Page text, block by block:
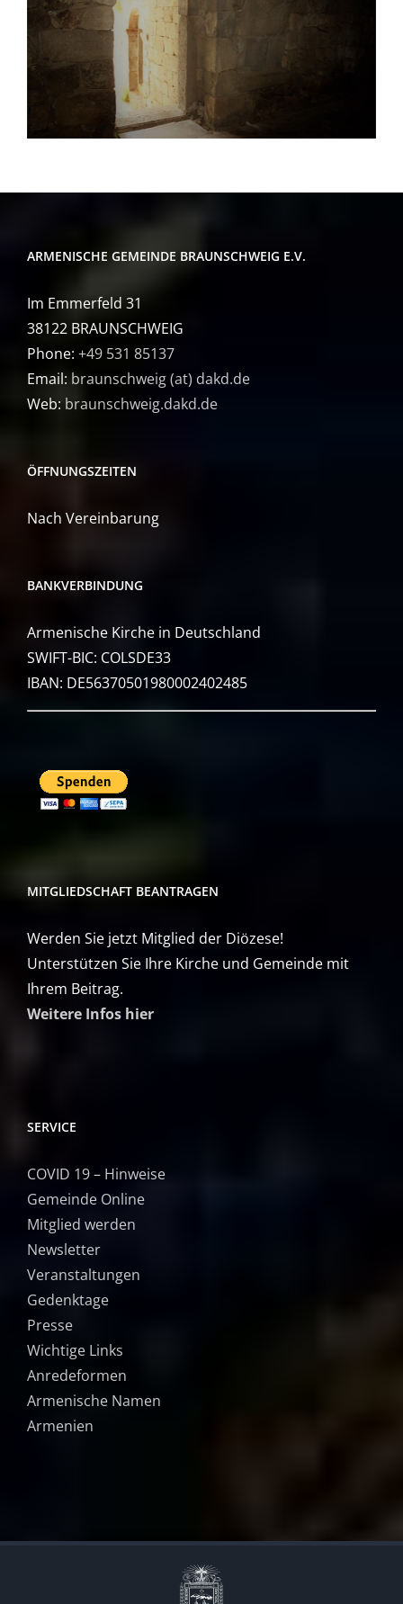
ARMENISCHE GEMEINDE BRAUNSCHWEIG E.V.
Im Emmerfeld 31
38122 BRAUNSCHWEIG
Phone: +49 531 85137
Email: braunschweig (at) dakd.de
Web: braunschweig.dakd.de
ÖFFNUNGSZEITEN
Nach Vereinbarung
BANKVERBINDUNG
Armenische Kirche in Deutschland
SWIFT-BIC: COLSDE33
IBAN: DE56370501980002402485
MITGLIEDSCHAFT BEANTRAGEN
Werden Sie jetzt Mitglied der Diözese!
Unterstützen Sie Ihre Kirche und Gemeinde mit
Ihrem Beitrag.
Weitere Infos hier
SERVICE
COVID 19 – Hinweise
Gemeinde Online
Mitglied werden
Newsletter
Veranstaltungen
Gedenktage
Presse
Wichtige Links
Anredeformen
Armenische Namen
Armenien